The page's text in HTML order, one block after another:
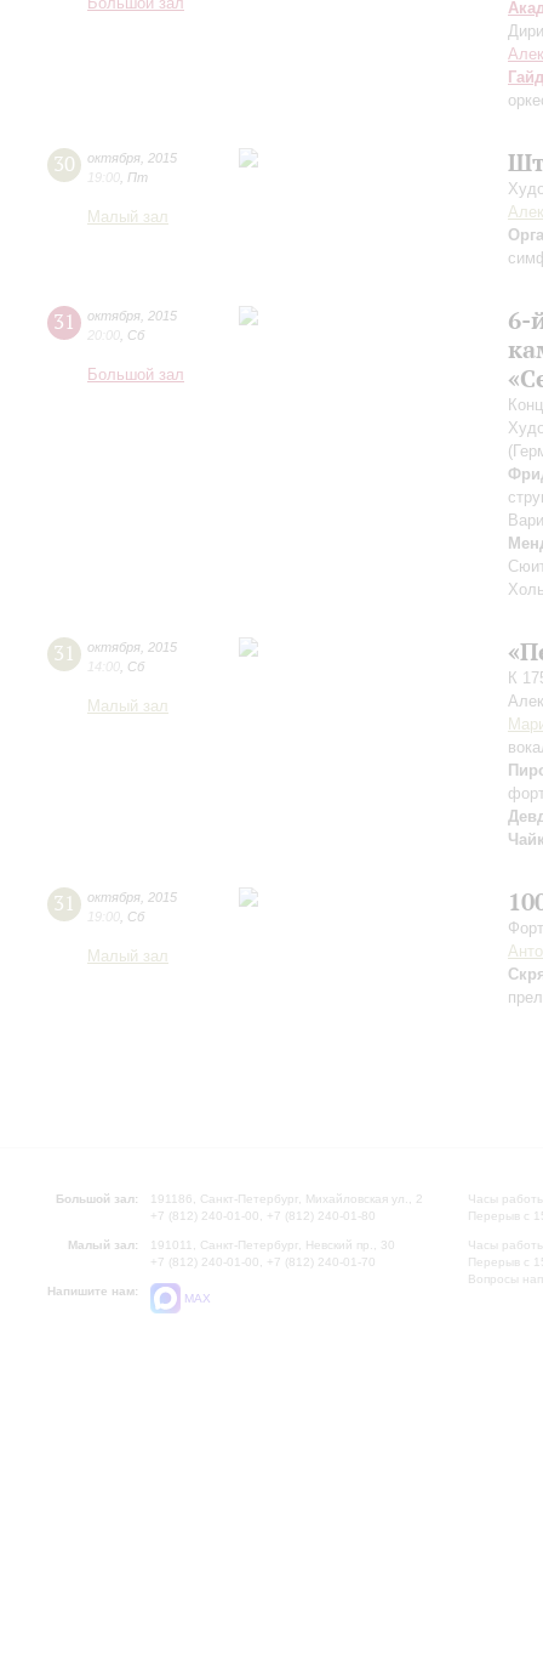
Большой зал
30 октября 2015
19:00 Пт
Малый зал
31 октября 2015
20:00 Сб
Большой зал
6-
31 октября 2015
14:00 Сб
Малый зал
К
31 октября 2015
19:00 Сб
Малый зал
Большой зал:
191186, Санкт-Петербург, Михайловская ул., 2
+7 (812) 240-01-00, +7 (812) 240-01-80
Малый зал:
191011, Санкт-Петербург, Невский пр., 30
+7 (812) 240-01-00, +7 (812) 240-01-70
Напишите нам:
MAX
Часы
Перерыв с
Часы
Перерыв с
Вопросы